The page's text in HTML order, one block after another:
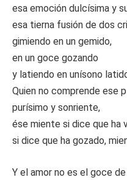
esa emoción dulcísima y
esa tierna fusión de dos
gimiendo en un gemido,
en un goce gozando
y latiendo en unísono
Quien no comprende ese
purísimo y sonriente,
ése miente si dice que ha
si dice que ha gozado,
Y el amor no es el goce